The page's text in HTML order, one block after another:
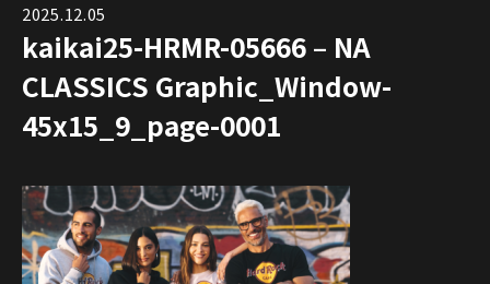
2025.12.05
kaikai25-HRMR-05666 – NA
CLASSICS Graphic_Window-
45x15_9_page-0001